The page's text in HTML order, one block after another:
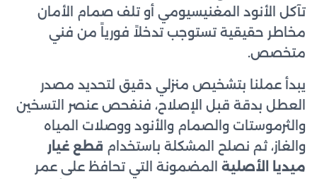
تآكل الأنود المغنيسيومي أو تلف صمام الأمان
مخاطر حقيقية تستوجب تدخلاً فورياً من فني
متخصص.
يبدأ عملنا بتشخيص منزلي دقيق لتحديد مصدر
العطل بدقة قبل الإصلاح، فنفحص عنصر التسخين
والثرموستات والصمام والأنود ووصلات المياه
والغاز، ثم نصلح المشكلة باستخدام قطع غيار
ميديا الأصلية المضمونة التي تحافظ على عمر